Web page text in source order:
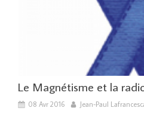
Le Magnétisme et la
08 Avr 2016 Jean-Paul